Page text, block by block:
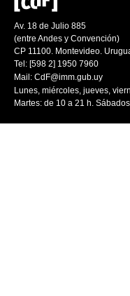
Av. 18 de Julio 885
(entre Andes y Convención)
CP 11100. Montevideo.
Tel: [598 2] 1950 7960
Mail: CdF@imm.gub.uy
Lunes, miércoles, jueves,
Martes: de 10 a 21 h.